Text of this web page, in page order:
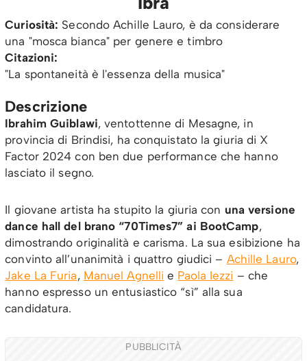
Curiosità: Secondo Achille Lauro, è da considerare
una "mosca bianca" per genere e timbro
Citazioni:
"La spontaneità è l'essenza della musica"
Descrizione
Ibrahim Guiblawi, ventottenne di Mesagne, in
provincia di Brindisi, ha conquistato la giuria di X
Factor 2024 con ben due performance che hanno
lasciato il segno.
Il giovane artista ha stupito la giuria con una versione
dance hall del brano “70Times7” ai BootCamp,
dimostrando originalità e carisma. La sua esibizione ha
convinto all’unanimità i quattro giudici – Achille Lauro,
Jake La Furia, Manuel Agnelli e Paola Iezzi – che
hanno espresso un entusiastico “sì” alla sua
candidatura.
PUBBLICITÀ